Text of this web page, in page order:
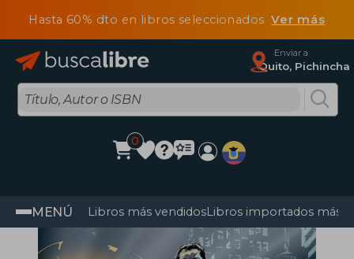
Hasta 60% dto en libros seleccionadosVer más
Enviar a
Quito, Pichincha
0
MENÚ Libros más vendidosLibros importados más